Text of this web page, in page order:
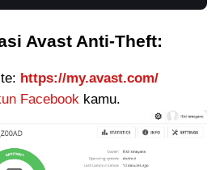
Avast Anti-Theft:
https://my.avast.com/
Facebook kamu.